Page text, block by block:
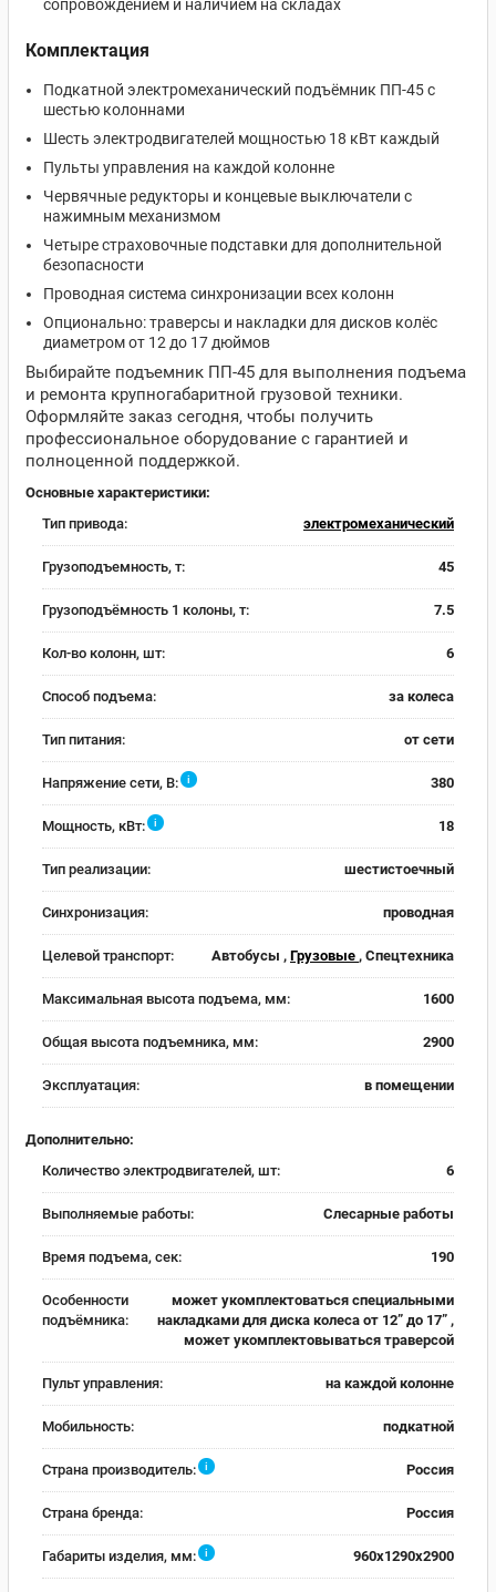
сопровождением и наличием на складах
Комплектация
Подкатной электромеханический подъёмник ПП-45 с
шестью колоннами
Шесть электродвигателей мощностью 18 кВт каждый
Пульты управления на каждой колонне
Червячные редукторы и концевые выключатели с
нажимным механизмом
Четыре страховочные подставки для дополнительной
безопасности
Проводная система синхронизации всех колонн
Опционально: траверсы и накладки для дисков колёс
диаметром от 12 до 17 дюймов
Выбирайте подъемник ПП-45 для выполнения подъема
и ремонта крупногабаритной грузовой техники.
Оформляйте заказ сегодня, чтобы получить
профессиональное оборудование с гарантией и
полноценной поддержкой.
Основные характеристики:
Тип привода:
электромеханический
Грузоподъемность, т: 45
Грузоподъёмность 1 колоны, т: 7.5
Кол-во колонн, шт: 6
Способ подъема: за колеса
Тип питания: от сети
Напряжение сети, В: i 380
Мощность, кВт: i 18
Тип реализации: шестистоечный
Синхронизация: проводная
Целевой транспорт: Автобусы , Грузовые , Спецтехника
Максимальная высота подъема, мм: 1600
Общая высота подъемника, мм: 2900
Эксплуатация: в помещении
Дополнительно:
Количество электродвигателей, шт:
6
Выполняемые работы: Слесарные работы
Время подъема, сек: 190
Особенности
подъёмника:
может укомплектоваться специальными
накладками для диска колеса от 12” до 17” ,
может укомплектовываться траверсой
Пульт управления: на каждой колонне
Мобильность: подкатной
Страна производитель: i Россия
Страна бренда: Россия
Габариты изделия, мм: i 960х1290х2900